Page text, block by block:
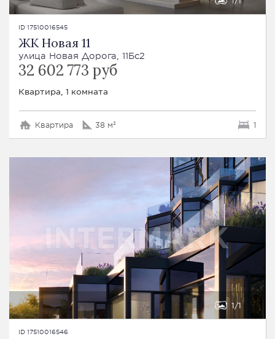
ID 17510016545
ЖК Новая 11
улица Новая Дорога, 11Бс2
32 602 773 руб
Квартира, 1 комната
Квартира 38 м² 1
1 1
ID 17510016546